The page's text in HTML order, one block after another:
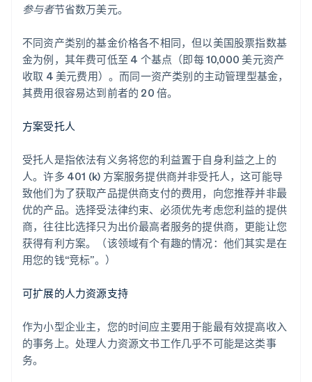
参与者节省数万美元。
不同资产类别的基金价格各不相同，但以美国股票指数基
金为例，其年费可低至 4 个基点（即每 10,000 美元资产
收取 4 美元费用）。而同一资产类别的主动管理型基金，
其费用很容易达到前者的 20 倍。
方案受托人
受托人是指依法有义务将您的利益置于自身利益之上的
人。许多 401 (k) 方案服务提供商并非受托人，这可能导
致他们为了获取产品提供商支付的费用，向您推荐并非最
优的产品。选择受法律约束、必须优先考虑您利益的提供
商，往往比选择只为出价最高者服务的提供商，更能让您
获得有利方案。（该领域有个有趣的情况：他们其实是在
用您的钱“竞标”。）
可扩展的人力资源支持
作为小型企业主，您的时间应主要用于能最有效提高收入
的事务上。处理人力资源文书工作几乎不可能是这类事
务。